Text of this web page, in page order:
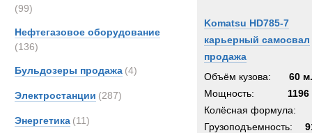
(99)
Нефтегазовое оборудование
(136)
Бульдозеры продажа (4)
Электростанции (287)
Энергетика (11)
Komatsu HD785-7
карьерный самосвал
продажа
Объём кузова:
60
Мощность:
Колёсная формула:
Грузоподъемность: